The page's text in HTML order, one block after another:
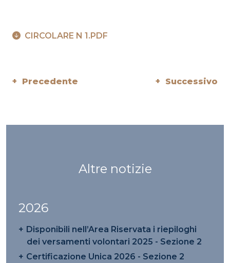
CIRCOLARE N 1.PDF
+ Precedente + Successivo
Altre notizie
2026
Disponibili nell’Area Riservata i riepiloghi
dei versamenti volontari 2025 - Sezione 2
Certificazione Unica 2026 - Sezione 2